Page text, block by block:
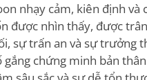
nhạy cảm, kiên định
được nhìn thấy, được
sự trấn an và sự trưởng
chứng minh bản